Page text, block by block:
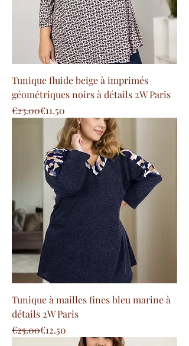
Tunique fluide beige à imprimés
géométriques noirs à détails 2W Paris
Regular Price
€23.00
Sale Price€11.50
Tunique à mailles fines bleu marine à
détails 2W Paris
Regular Price
€25.00
Sale Price€12.50